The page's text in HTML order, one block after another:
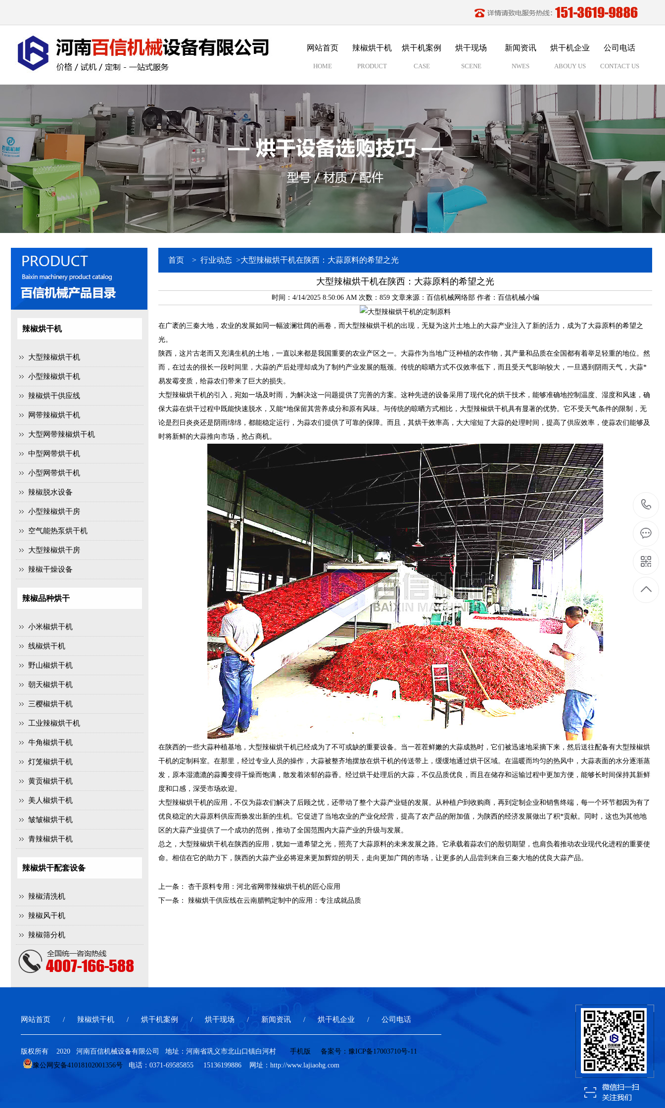
网站首页
HOME
辣椒烘干机
PRODUCT
烘干机案例
CASE
烘干现场
SCENE
新闻资讯
NWES
烘干机企业
ABOUY US
公司电话
CONTACT US
辣椒烘干机
大型辣椒烘干机
小型辣椒烘干机
辣椒烘干供应线
网带辣椒烘干机
大型网带辣椒烘干机
中型网带烘干机
小型网带烘干机
辣椒脱水设备
小型辣椒烘干房
空气能热泵烘干机
大型辣椒烘干房
辣椒干燥设备
辣椒品种烘干
小米椒烘干机
线椒烘干机
野山椒烘干机
朝天椒烘干机
三樱椒烘干机
工业辣椒烘干机
牛角椒烘干机
灯笼椒烘干机
黄贡椒烘干机
美人椒烘干机
皱皱椒烘干机
青辣椒烘干机
辣椒烘干配套设备
辣椒清洗机
辣椒风干机
辣椒筛分机
首页 > 行业动态 >大型辣椒烘干机在陕西：大蒜原料的希望之光
大型辣椒烘干机在陕西：大蒜原料的希望之光
时间：4/14/2025 8:50:06 AM 次数： 859 文章来源：百信机械网络部 作者：百信机械小编
在广袤的三秦大地，农业的发展如同一幅波澜壮阔的画卷，而大型辣椒烘干机的出现，无疑为这片土地上的大蒜产业注入了新的活力，成为了大蒜原料的希望之
光。
陕西，这片古老而又充满生机的土地，一直以来都是我国重要的农业产区之一。大蒜作为当地广泛种植的农作物，其产量和品质在全国都有着举足轻重的地位。然
而，在过去的很长一段时间里，大蒜的产后处理却成为了制约产业发展的瓶颈。传统的晾晒方式不仅效率低下，而且受天气影响较大，一旦遇到阴雨天气，大蒜*
易发霉变质，给蒜农们带来了巨大的损失。
大型辣椒烘干机的引入，宛如一场及时雨，为解决这一问题提供了完善的方案。这种先进的设备采用了现代化的烘干技术，能够准确地控制温度、湿度和风速，确
保大蒜在烘干过程中既能快速脱水，又能*地保留其营养成分和原有风味。与传统的晾晒方式相比，大型辣椒烘干机具有显著的优势。它不受天气条件的限制，无
论是烈日炎炎还是阴雨绵绵，都能稳定运行，为蒜农们提供了可靠的保障。而且，其烘干效率高，大大缩短了大蒜的处理时间，提高了供应效率，使蒜农们能够及
时将新鲜的大蒜推向市场，抢占商机。
在陕西的一些大蒜种植基地，大型辣椒烘干机已经成为了不可或缺的重要设备。当一茬茬鲜嫩的大蒜成熟时，它们被迅速地采摘下来，然后送往配备有大型辣椒烘
干机的定制科室。在那里，经过专业人员的操作，大蒜被整齐地摆放在烘干机的传送带上，缓缓地通过烘干区域。在温暖而均匀的热风中，大蒜表面的水分逐渐蒸
发，原本湿漉漉的蒜瓣变得干燥而饱满，散发着浓郁的蒜香。经过烘干处理后的大蒜，不仅品质优良，而且在储存和运输过程中更加方便，能够长时间保持其新鲜
度和口感，深受市场欢迎。
大型辣椒烘干机的应用，不仅为蒜农们解决了后顾之忧，还带动了整个大蒜产业链的发展。从种植户到收购商，再到定制企业和销售终端，每一个环节都因为有了
优良稳定的大蒜原料供应而焕发出新的生机。它促进了当地农业的产业化经营，提高了农产品的附加值，为陕西的经济发展做出了积*贡献。同时，这也为其他地
区的大蒜产业提供了一个成功的范例，推动了全国范围内大蒜产业的升级与发展。
总之，大型辣椒烘干机在陕西的应用，犹如一道希望之光，照亮了大蒜原料的未来发展之路。它承载着蒜农们的殷切期望，也肩负着推动农业现代化进程的重要使
命。相信在它的助力下，陕西的大蒜产业必将迎来更加辉煌的明天，走向更加广阔的市场，让更多的人品尝到来自三秦大地的优良大蒜产品。
上一条： 杏干原料专用：河北省网带辣椒烘干机的匠心应用
下一条： 辣椒烘干供应线在云南腊鸭定制中的应用：专注成就品质
网站首页 辣椒烘干机 烘干机案例 烘干现场 新闻资讯 烘干机企业 公司电话
版权所有 2020 河南百信机械设备有限公司 地址：河南省巩义市北山口镇白河村 手机版 备案号： 豫ICP备17003710号-11
豫公网安备41018102001356号 电话：0371-69585855 15136199886 网址：http://www.lajiaohg.com